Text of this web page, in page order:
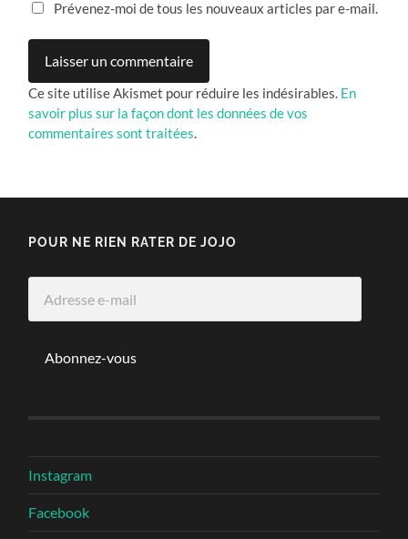
Prévenez-moi de tous les nouveaux articles par e-mail.
Ce site utilise Akismet pour réduire les indésirables. En
savoir plus sur la façon dont les données de vos
commentaires sont traitées.
POUR NE RIEN RATER DE JOJO
Abonnez-vous
Instagram
Facebook